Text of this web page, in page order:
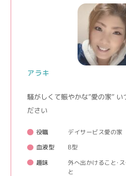
アラキ
騒がしくて賑やかな”愛の家” い
ださい
役職 デイサービス愛の
血液型 B型
趣味
外へ出かけること・
と